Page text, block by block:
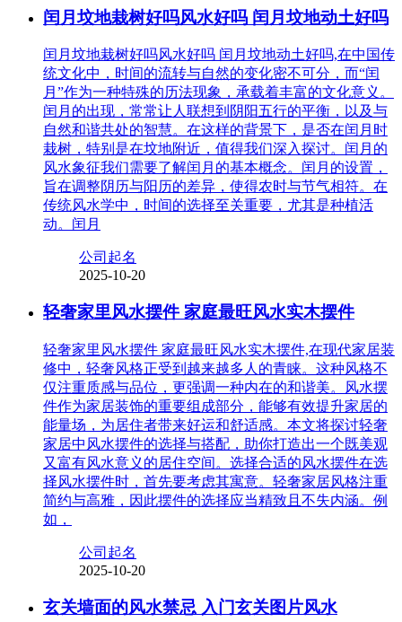
闰月坟地栽树好吗风水好吗 闰月坟地动土好吗
闰月坟地栽树好吗风水好吗 闰月坟地动土好吗,在中国传
统文化中，时间的流转与自然的变化密不可分，而“闰
月”作为一种特殊的历法现象，承载着丰富的文化意义。
闰月的出现，常常让人联想到阴阳五行的平衡，以及与
自然和谐共处的智慧。在这样的背景下，是否在闰月时
栽树，特别是在坟地附近，值得我们深入探讨。闰月的
风水象征我们需要了解闰月的基本概念。闰月的设置，
旨在调整阴历与阳历的差异，使得农时与节气相符。在
传统风水学中，时间的选择至关重要，尤其是种植活
动。闰月
公司起名
2025-10-20
轻奢家里风水摆件 家庭最旺风水实木摆件
轻奢家里风水摆件 家庭最旺风水实木摆件,在现代家居装
修中，轻奢风格正受到越来越多人的青睐。这种风格不
仅注重质感与品位，更强调一种内在的和谐美。风水摆
件作为家居装饰的重要组成部分，能够有效提升家居的
能量场，为居住者带来好运和舒适感。本文将探讨轻奢
家居中风水摆件的选择与搭配，助你打造出一个既美观
又富有风水意义的居住空间。选择合适的风水摆件在选
择风水摆件时，首先要考虑其寓意。轻奢家居风格注重
简约与高雅，因此摆件的选择应当精致且不失内涵。例
如，
公司起名
2025-10-20
玄关墙面的风水禁忌 入门玄关图片风水